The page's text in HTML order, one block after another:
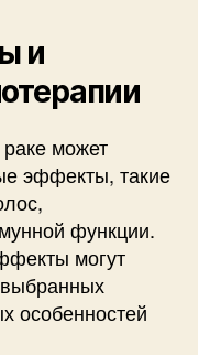
и
может
эффекты, такие
функции.
могут
выбранных
особенностей